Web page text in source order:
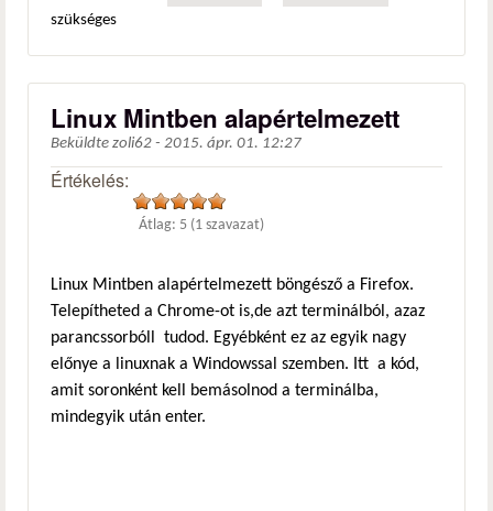
szükséges
Linux Mintben alapértelmezett
Beküldte zoli62 - 2015. ápr. 01. 12:27
Értékelés:
Átlag: 5 (1 szavazat)
Linux Mintben alapértelmezett böngésző a Firefox.
Telepítheted a Chrome-ot is,de azt terminálból, azaz
parancssorbóll tudod. Egyébként ez az egyik nagy
előnye a linuxnak a Windowssal szemben. Itt a kód,
amit soronként kell bemásolnod a terminálba,
mindegyik után enter.